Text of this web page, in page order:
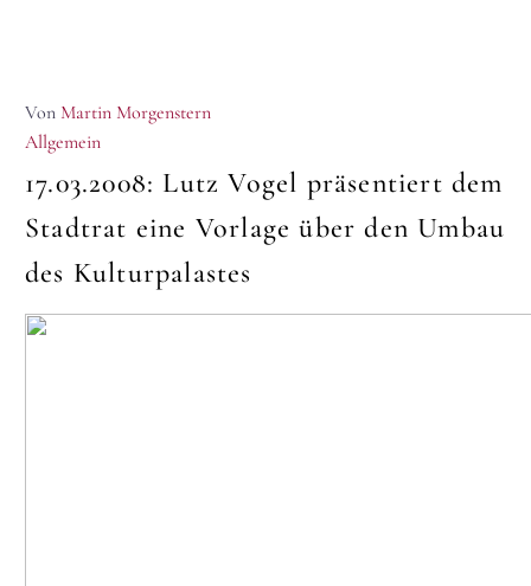
Von Martin Morgenstern
Allgemein
17.03.2008: Lutz Vogel präsentiert dem
Stadtrat eine Vorlage über den Umbau
des Kulturpalastes